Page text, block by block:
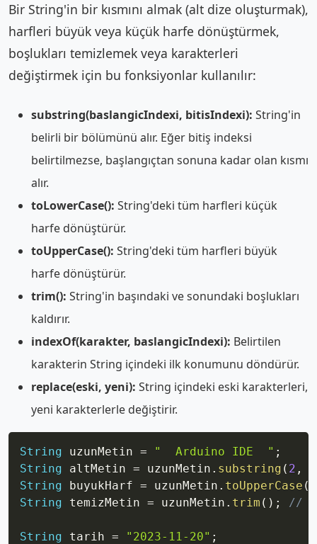
Bir String'in bir kısmını almak (alt dize oluşturmak),
harfleri büyük veya küçük harfe dönüştürmek,
boşlukları temizlemek veya karakterleri
değiştirmek için bu fonksiyonlar kullanılır:
substring(baslangicIndexi, bitisIndexi): String'in
belirli bir bölümünü alır. Eğer bitiş indeksi
belirtilmezse, başlangıçtan sonuna kadar olan kısmı
alır.
toLowerCase(): String'deki tüm harfleri küçük
harfe dönüştürür.
toUpperCase(): String'deki tüm harfleri büyük
harfe dönüştürür.
trim(): String'in başındaki ve sonundaki boşlukları
kaldırır.
indexOf(karakter, baslangicIndexi): Belirtilen
karakterin String içindeki ilk konumunu döndürür.
replace(eski, yeni): String içindeki eski karakterleri,
yeni karakterlerle değiştirir.
String uzunMetin = "  Arduino IDE  " ;
String altMetin = uzunMetin . substring ( 2 ,
String buyukHarf = uzunMetin . toUpperCase (
String temizMetin = uzunMetin . trim ( ) ; //
String tarih = "2023-11-20" ;